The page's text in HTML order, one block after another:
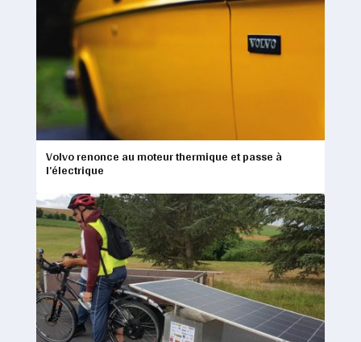
Volvo renonce au moteur thermique et passe à
l’électrique